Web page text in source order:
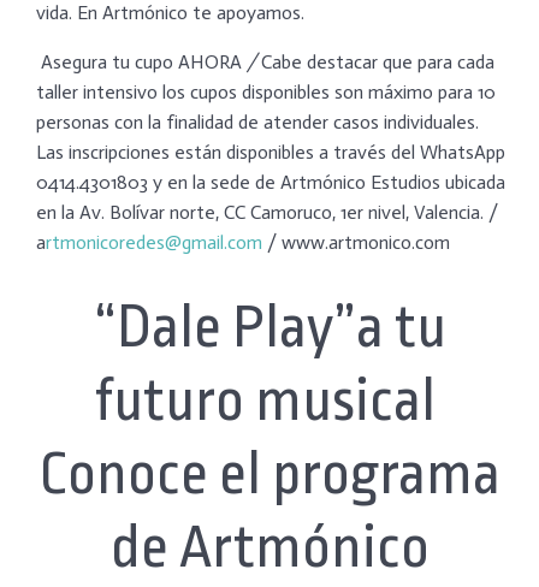
vida. En Artmónico te apoyamos.
Asegura tu cupo AHORA /Cabe destacar que para cada
taller intensivo los cupos disponibles son máximo para 10
personas con la finalidad de atender casos individuales.
Las inscripciones están disponibles a través del WhatsApp
0414.4301803 y en la sede de Artmónico Estudios ubicada
en la Av. Bolívar norte, CC Camoruco, 1er nivel, Valencia. /
artmonicoredes@gmail.com / www.artmonico.com
“Dale Play”a tu
futuro musical
Conoce el programa
de Artmónico